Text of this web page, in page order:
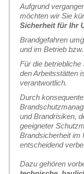
Aufgrund
möchten wir Sie
Sicherheit für Ihr
Brandgefahren
und im Betrieb
Für die
den Arbeitsstätten
verantwortlich.
Durch
und Brandrisiken,
geeigneter
Brandsicherheit im
entscheidend
Dazu gehören